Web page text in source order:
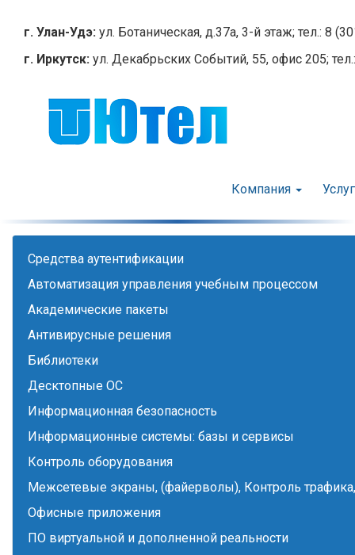
содержанию
г. Улан-Удэ: ул. Ботаническая, д.37а, 3-й этаж; тел.: 8
г. Иркутск: ул. Декабрьских Событий, 55, офис 205;
Компания
Cредства аутентификации
Автоматизация управления учебным процессом
Академические пакеты
Антивирусные решения
Библиотеки
Десктопные ОС
Информационная безопасность
Информационные системы: базы и сервисы
Контроль оборудования
Межсетевые экраны, (файерволы), Контроль
Офисные приложения
ПО виртуальной и дополненной реальности